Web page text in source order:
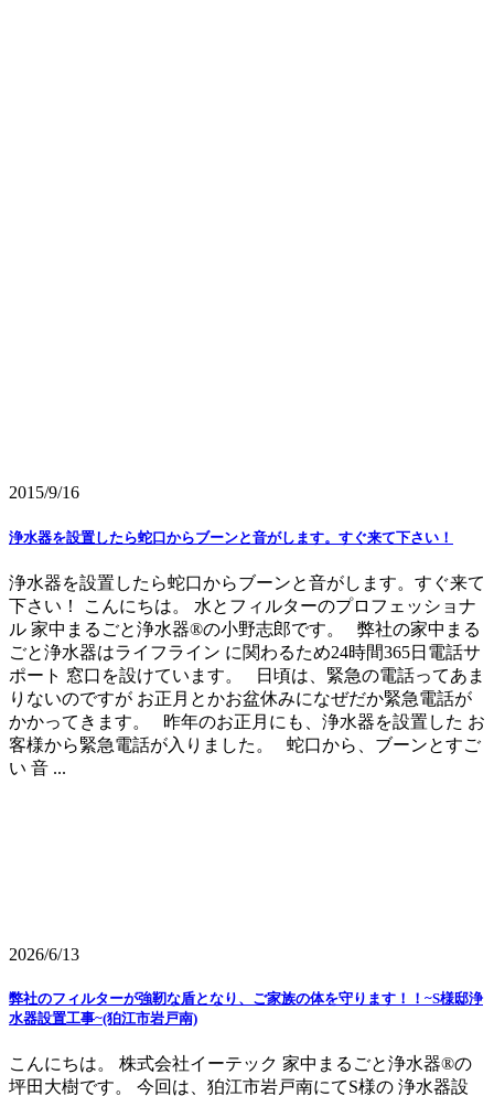
2015/9/16
浄水器を設置したら蛇口からブーンと音がします。すぐ来て下さい！
浄水器を設置したら蛇口からブーンと音がします。すぐ来て
下さい！ こんにちは。 水とフィルターのプロフェッショナ
ル 家中まるごと浄水器®の小野志郎です。 弊社の家中まる
ごと浄水器はライフライン に関わるため24時間365日電話サ
ポート 窓口を設けています。 日頃は、緊急の電話ってあま
りないのですが お正月とかお盆休みになぜだか緊急電話が
かかってきます。 昨年のお正月にも、浄水器を設置した お
客様から緊急電話が入りました。 蛇口から、ブーンとすご
い 音 ...
2026/6/13
弊社のフィルターが強靭な盾となり、ご家族の体を守ります！！~S様邸浄
水器設置工事~(狛江市岩戸南)
こんにちは。 株式会社イーテック 家中まるごと浄水器®の
坪田大樹です。 今回は、狛江市岩戸南にてS様の 浄水器設